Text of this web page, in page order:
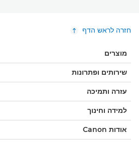
חזרה לראש הדף
מוצרים
שירותים ופתרונות
עזרה ותמיכה
למידה וחינוך
אודות Canon